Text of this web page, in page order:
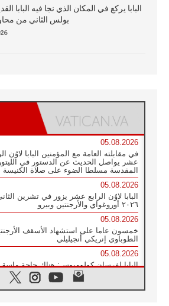
البابا يركع في المكان الذي نجا فيه البابا
بولس الثاني من
05.08.2026
في مقابلته العامة مع المؤمنين البابا لاوُن
عشر يواصل الحديث عن الدستور في
المقدسة مسلطا الضوء على صلاة الكنيسة
05.08.2026
البابا لاوُن الرابع عشر يزور في تشرين
٢٠٢٦ أوروغواي والأرجنتين وبيرو
05.08.2026
خمسون عاما على استشهاد الأسقف
الطوباوي إنريكي أنجيليلي
05.08.2026
البابا لفرسان كولومبوس: هناك حاجة ماسة
أنبياء تناغم يسعون إلى بناء الجسور
04.08.2026